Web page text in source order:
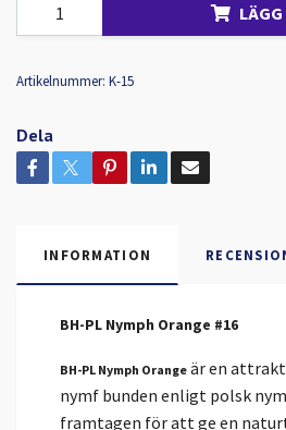
Artikelnummer: K-15
Dela
INFORMATION
BH-PL Nymph Orange #16
BH-PL Nymph Orange är en
nymf bunden enligt polsk
framtagen för att ge en